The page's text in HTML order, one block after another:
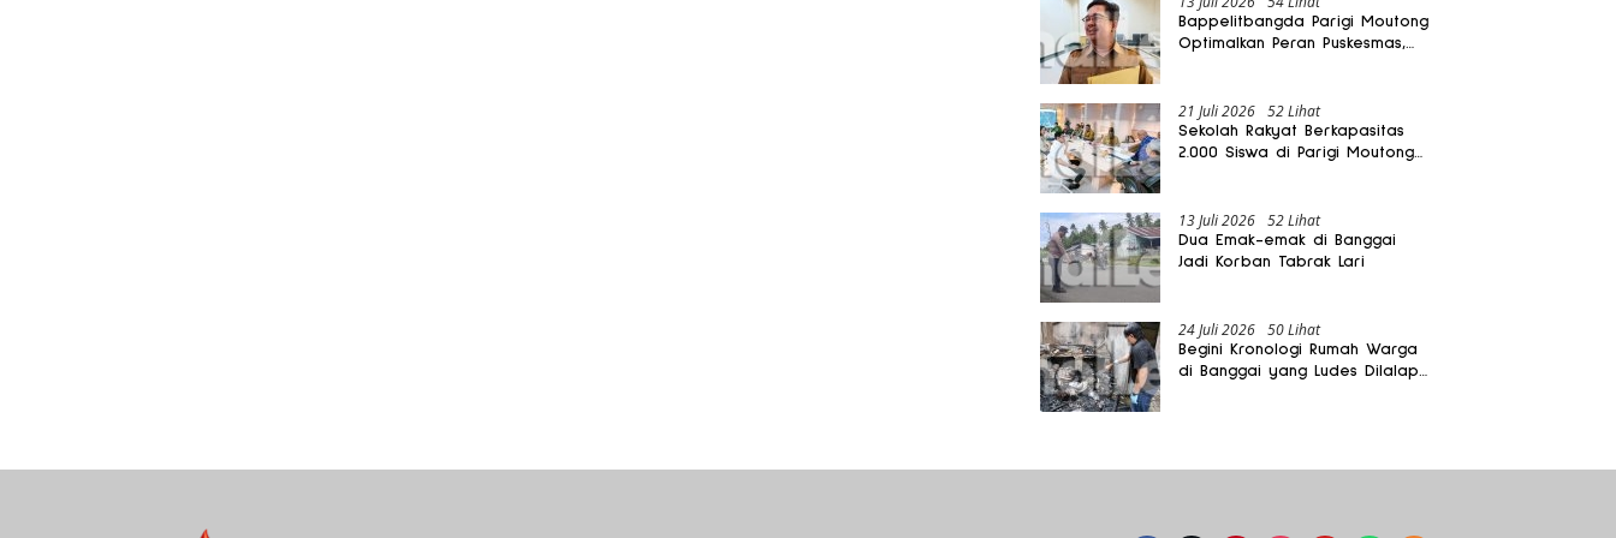
Bappelitbangda Parigi Moutong
Optimalkan Peran Puskesmas,
21 Juli 2026 52 Lihat
Sekolah Rakyat Berkapasitas
2.000 Siswa di Parigi Moutong
13 Juli 2026 52 Lihat
Dua Emak-emak di Banggai
Jadi Korban Tabrak Lari
24 Juli 2026 50 Lihat
Begini Kronologi Rumah Warga
di Banggai yang Ludes Dilalap